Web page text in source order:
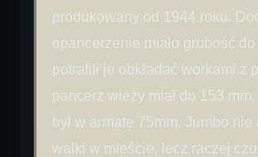
produkowany od 1944 roku.
opancerzenie miało grubość
potrafili je obkładać workami z
pancerz wieży miał do 153
był w armatę 75mm. Jumbo nie
walki w mieście, lecz raczej